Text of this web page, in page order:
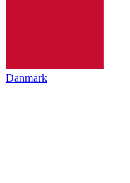
Danmark